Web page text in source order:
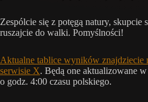
Zespólcie się z potęgą natury,
ruszajcie do walki. Pomyślności!
Aktualne tablice wyników
serwisie X. Będą one aktualizowane
o godz. 4:00 czasu polskiego.